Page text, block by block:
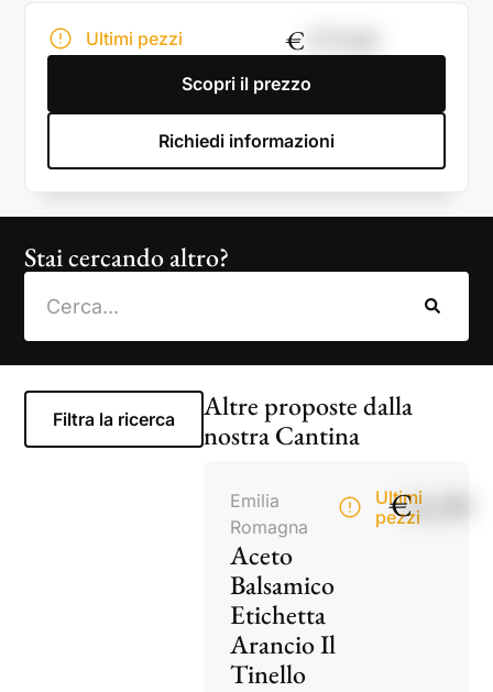
Ultimi pezzi €
Scopri il prezzo
Richiedi informazioni
Stai cercando altro?
Filtra la ricerca
Altre proposte dalla
nostra Cantina
Emilia
Romagna
Aceto
Balsamico
Etichetta
Arancio Il
Tinello
Ultimi
pezzi
€14,50